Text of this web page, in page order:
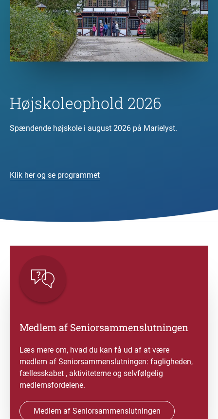
Højskoleophold 2026
Spændende højskole i august 2026 på Marielyst.
Klik her og se programmet
Medlem af Seniorsammenslutningen
Læs mere om, hvad du kan få ud af at være
medlem af Seniorsammenslutningen: fagligheden,
fællesskabet , aktiviteterne og selvfølgelig
medlemsfordelene.
Medlem af Seniorsammenslutningen